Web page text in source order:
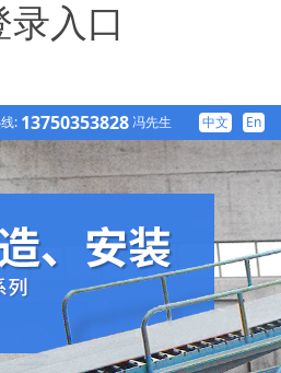
入口
: 13750353828冯先生 中文 En